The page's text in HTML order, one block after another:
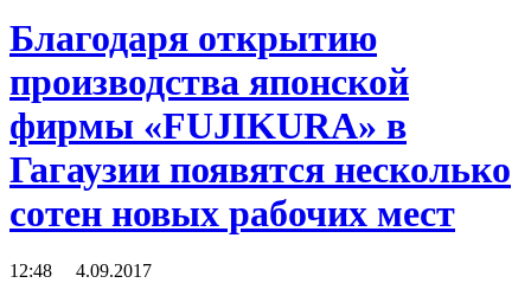
Благодаря открытию
производства японской
фирмы «FUJIKURA» в
Гагаузии появятся несколько
сотен новых рабочих мест
12:48 4.09.2017